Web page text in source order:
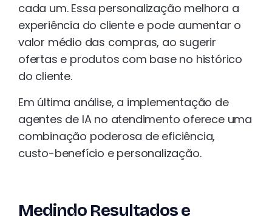
cada um. Essa personalização melhora a
experiência do cliente e pode aumentar o
valor médio das compras, ao sugerir
ofertas e produtos com base no histórico
do cliente.
Em última análise, a implementação de
agentes de IA no atendimento oferece uma
combinação poderosa de eficiência,
custo-benefício e personalização.
Medindo Resultados e